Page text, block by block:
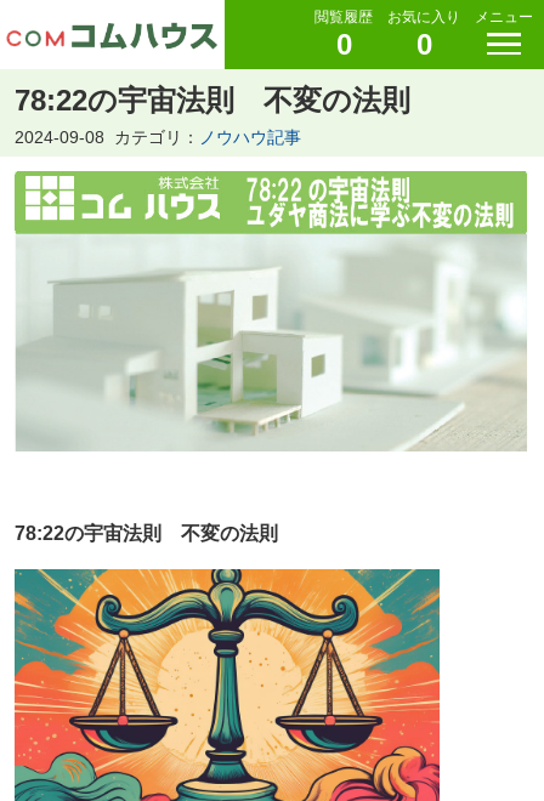
閲覧履歴
0
お気に入り
0
メニュー
78:22の宇宙法則 不変の法則
2024-09-08 カテゴリ： ノウハウ記事
78:22の宇宙法則 不変の法則